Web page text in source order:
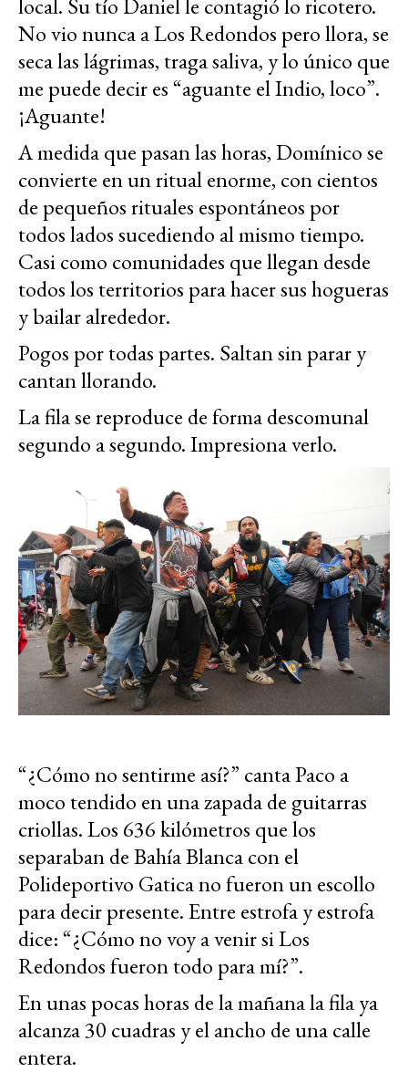
local. Su tío Daniel le contagió lo ricotero.
No vio nunca a Los Redondos pero llora, se
seca las lágrimas, traga saliva, y lo único que
me puede decir es “aguante el Indio, loco”.
¡Aguante!
A medida que pasan las horas, Domínico se
convierte en un ritual enorme, con cientos
de pequeños rituales espontáneos por
todos lados sucediendo al mismo tiempo.
Casi como comunidades que llegan desde
todos los territorios para hacer sus hogueras
y bailar alrededor.
Pogos por todas partes. Saltan sin parar y
cantan llorando.
La fila se reproduce de forma descomunal
segundo a segundo. Impresiona verlo.
“¿Cómo no sentirme así?” canta Paco a
moco tendido en una zapada de guitarras
criollas. Los 636 kilómetros que los
separaban de Bahía Blanca con el
Polideportivo Gatica no fueron un escollo
para decir presente. Entre estrofa y estrofa
dice: “¿Cómo no voy a venir si Los
Redondos fueron todo para mí?”.
En unas pocas horas de la mañana la fila ya
alcanza 30 cuadras y el ancho de una calle
entera.